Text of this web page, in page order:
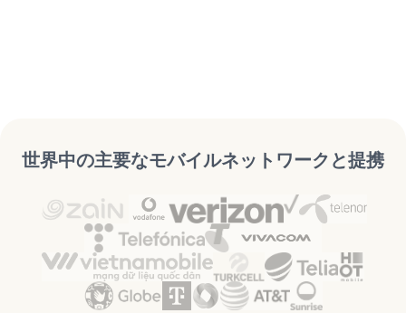
世界中の主要なモバイルネットワークと提携